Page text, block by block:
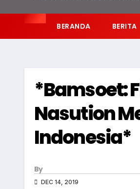
BERANDA BERITA
*Bamsoet:
Nasution
Indonesia*
By
DEC 14, 2019